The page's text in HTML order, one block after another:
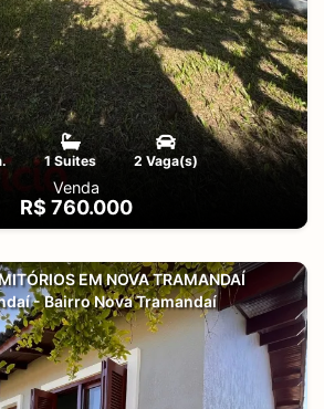
1 Suites 2 Vaga(s)
Venda
R$ 760.000
EM NOVA TRAMANDAÍ
- Bairro Nova Tramandaí